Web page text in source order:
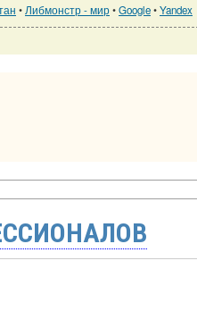
• Либмонстр - мир•Google•Yandex